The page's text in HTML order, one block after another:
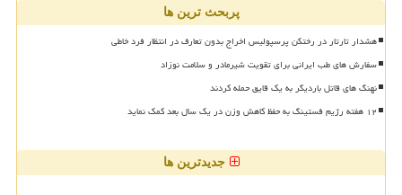
پربحث ترین ها
هشدار تارتار در رختکن پرسپولیس اخراج بدون تعارف در انتظار فرد خاطی
سفارش های طب ایرانی برای تقویت شیرمادر و سلامت نوزاد
نهنگ های قاتل باردیگر به یک قایق حمله کردند
۱۲ هفته رژیم فستینگ به حفظ کاهش وزن در یک سال بعد کمک نماید
جدیدترین ها